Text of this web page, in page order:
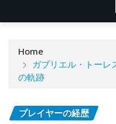
Home
ガブリエル・トーレ
の軌跡
プレイヤーの経歴